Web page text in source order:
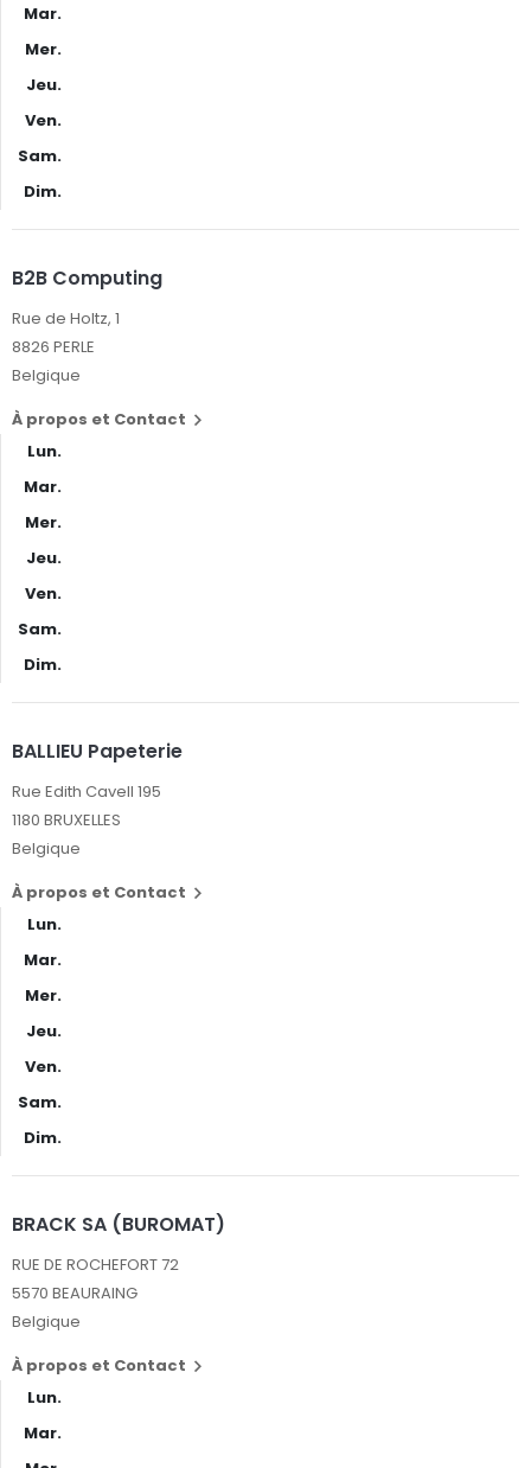
Mar.
Mer.
Jeu.
Ven.
Sam.
Dim.
B2B Computing
Rue de Holtz, 1
8826 PERLE
Belgique
À propos et Contact 
Lun.
Mar.
Mer.
Jeu.
Ven.
Sam.
Dim.
BALLIEU Papeterie
Rue Edith Cavell 195
1180 BRUXELLES
Belgique
À propos et Contact 
Lun.
Mar.
Mer.
Jeu.
Ven.
Sam.
Dim.
BRACK SA (BUROMAT)
RUE DE ROCHEFORT 72
5570 BEAURAING
Belgique
À propos et Contact 
Lun.
Mar.